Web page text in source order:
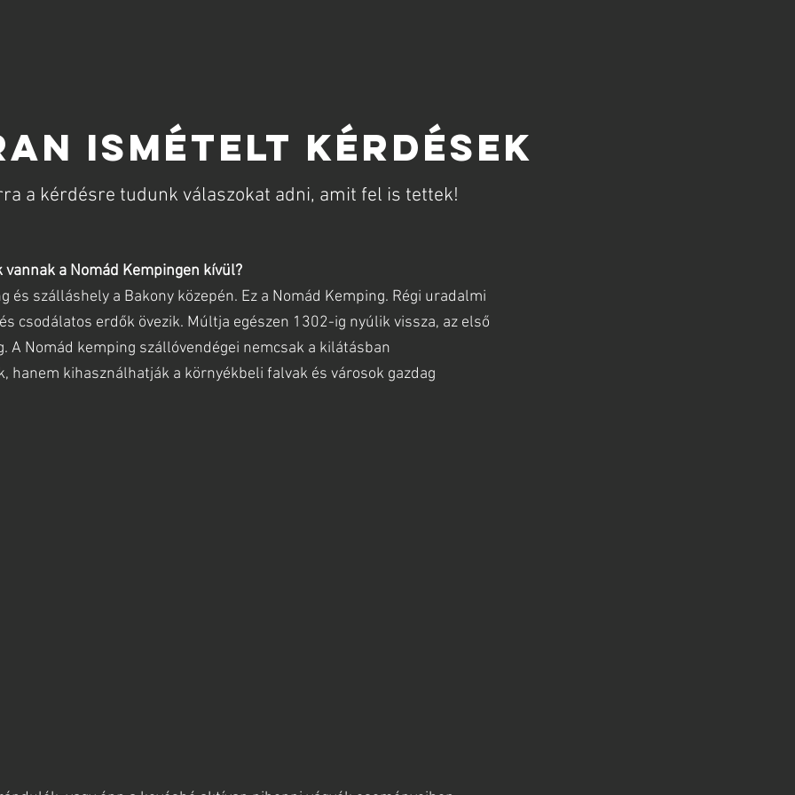
ISMÉTELT KÉRDÉSEK
a kérdésre tudunk válaszokat adni, amit fel is tettek!
a Nomád Kempingen kívül?
és szálláshely a Bakony közepén. Ez a Nomád Kemping. Régi uradalmi
csodálatos erdők övezik. Múltja egészen 1302-ig nyúlik vissza, az első
A Nomád kemping szállóvendégei nemcsak a kilátásban
hanem kihasználhatják a környékbeli falvak és városok gazdag